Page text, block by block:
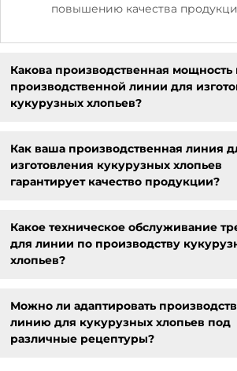
повышению качества
Какова производственная
производственной линии для
кукурузных хлопьев?
Как ваша производственная линия
изготовления кукурузных хлопьев
гарантирует качество продукции?
Какое техническое обслуживание
для линии по производству
хлопьев?
Можно ли адаптировать
линию для кукурузных хлопьев под
различные рецептуры?